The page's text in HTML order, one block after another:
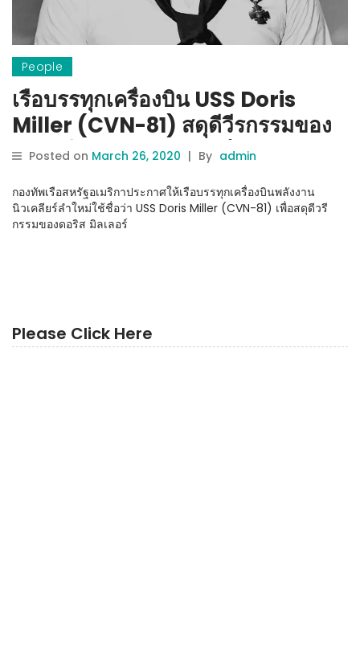
People
เรือบรรทุกเครื่องบิน USS Doris
Miller (CVN-81) สดุดีวีรกรรมของ
กะลาสีเรือดอริส มิลเลอร์
Posted on March 26, 2020 | By admin
กองทัพเรือสหรัฐอเมริกาประกาศให้เรือบรรทุกเครื่องบินพลังงาน
นิวเคลียร์ลำใหม่ใช้ชื่อว่า USS Doris Miller (CVN-81) เพื่อสดุดีวรี
กรรมของดอริส มิลเลอร์
Please Click Here